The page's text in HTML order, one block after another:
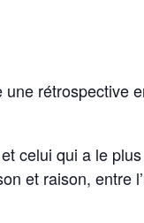
rétrospective
celui qui a le
et raison, entre